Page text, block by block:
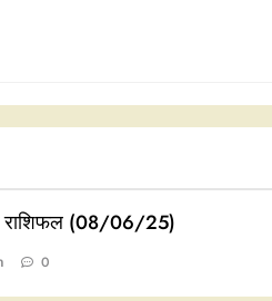
(08/06/25)
0